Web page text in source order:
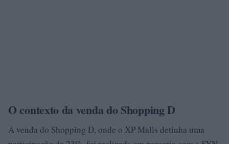
O contexto da venda do Shopping D
A venda do Shopping D, onde o XP Malls detinha uma